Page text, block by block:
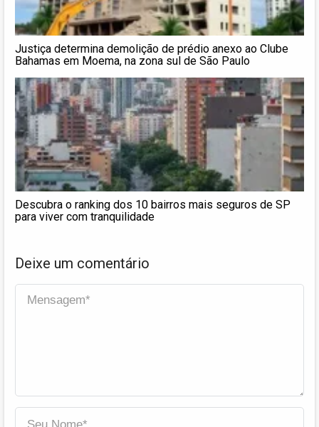
Justiça determina demolição de prédio anexo ao Clube
Bahamas em Moema, na zona sul de São Paulo
Descubra o ranking dos 10 bairros mais seguros de SP
para viver com tranquilidade
Deixe um comentário